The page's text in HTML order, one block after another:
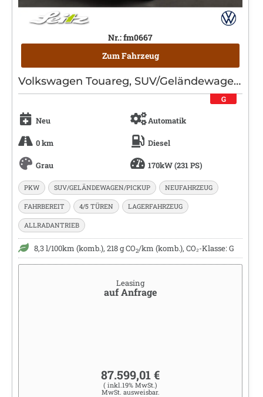
Nr.: fm0667
Zum Fahrzeug
Volkswagen Touareg, SUV/Geländewagen/Pickup, Diesel, Automatik, Grau
Neu Automatik
0 km Diesel
Grau 170kW (231 PS)
G
PKW SUV/GELÄNDEWAGEN/PICKUP NEUFAHRZEUG
FAHRBEREIT 4/5 TÜREN LAGERFAHRZEUG
ALLRADANTRIEB
8,3 l/100km (komb.), 218 g CO2/km (komb.), CO₂-Klasse: G
Leasing
auf Anfrage
87.599,01 €
( inkl.19% MwSt.)
MwSt. ausweisbar.